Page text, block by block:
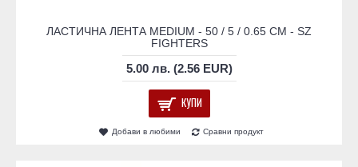
ЛАСТИЧНА ЛЕНТА MEDIUM - 50 / 5 / 0.65 СМ - SZ
FIGHTERS
5.00 лв. (2.56 EUR)
КУПИ
Добави в любими Сравни продукт